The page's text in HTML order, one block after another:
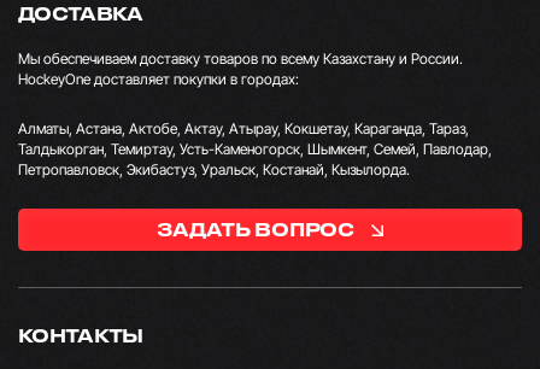
КОНТАКТЫ
ДОСТАВКА
Мы обеспечиваем доставку товаров по всему Казахстану и России.
HockeyOne доставляет покупки в городах:
Алматы, Астана, Актобе, Актау, Атырау, Кокшетау, Караганда, Тараз,
Талдыкорган, Темиртау, Усть-Каменогорск, Шымкент, Семей, Павлодар,
Петропавловск, Экибастуз, Уральск, Костанай, Кызылорда.
ЗАДАТЬ ВОПРОС